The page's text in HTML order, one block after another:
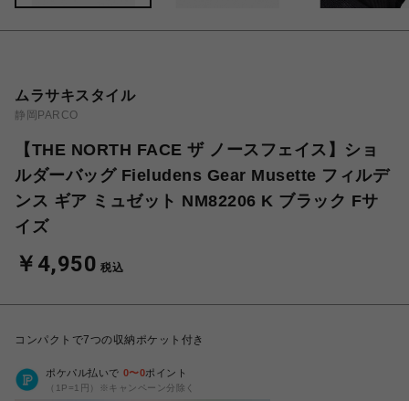
ムラサキスタイル
静岡PARCO
【THE NORTH FACE ザ ノースフェイス】ショ
ルダーバッグ Fieludens Gear Musette フィルデ
ンス ギア ミュゼット NM82206 K ブラック Fサ
イズ
￥4,950 税込
コンパクトで7つの収納ポケット付き
ポケパル払いで 0〜0ポイント
（1P=1円）※キャンペーン分除く